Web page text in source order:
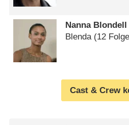
Nanna Blondell
Blenda(12
Cast & Crew